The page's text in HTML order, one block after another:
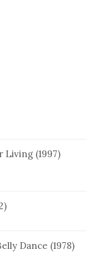
Living (1997)
Dance (1978)